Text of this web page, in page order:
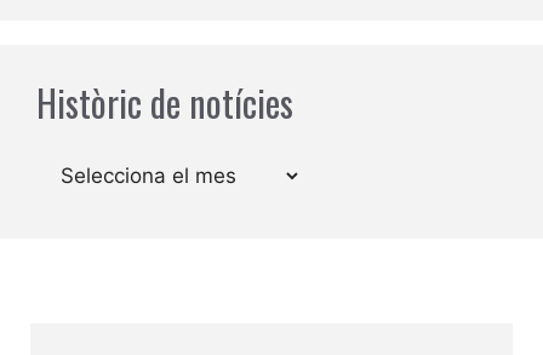
Històric de notícies
Arxius